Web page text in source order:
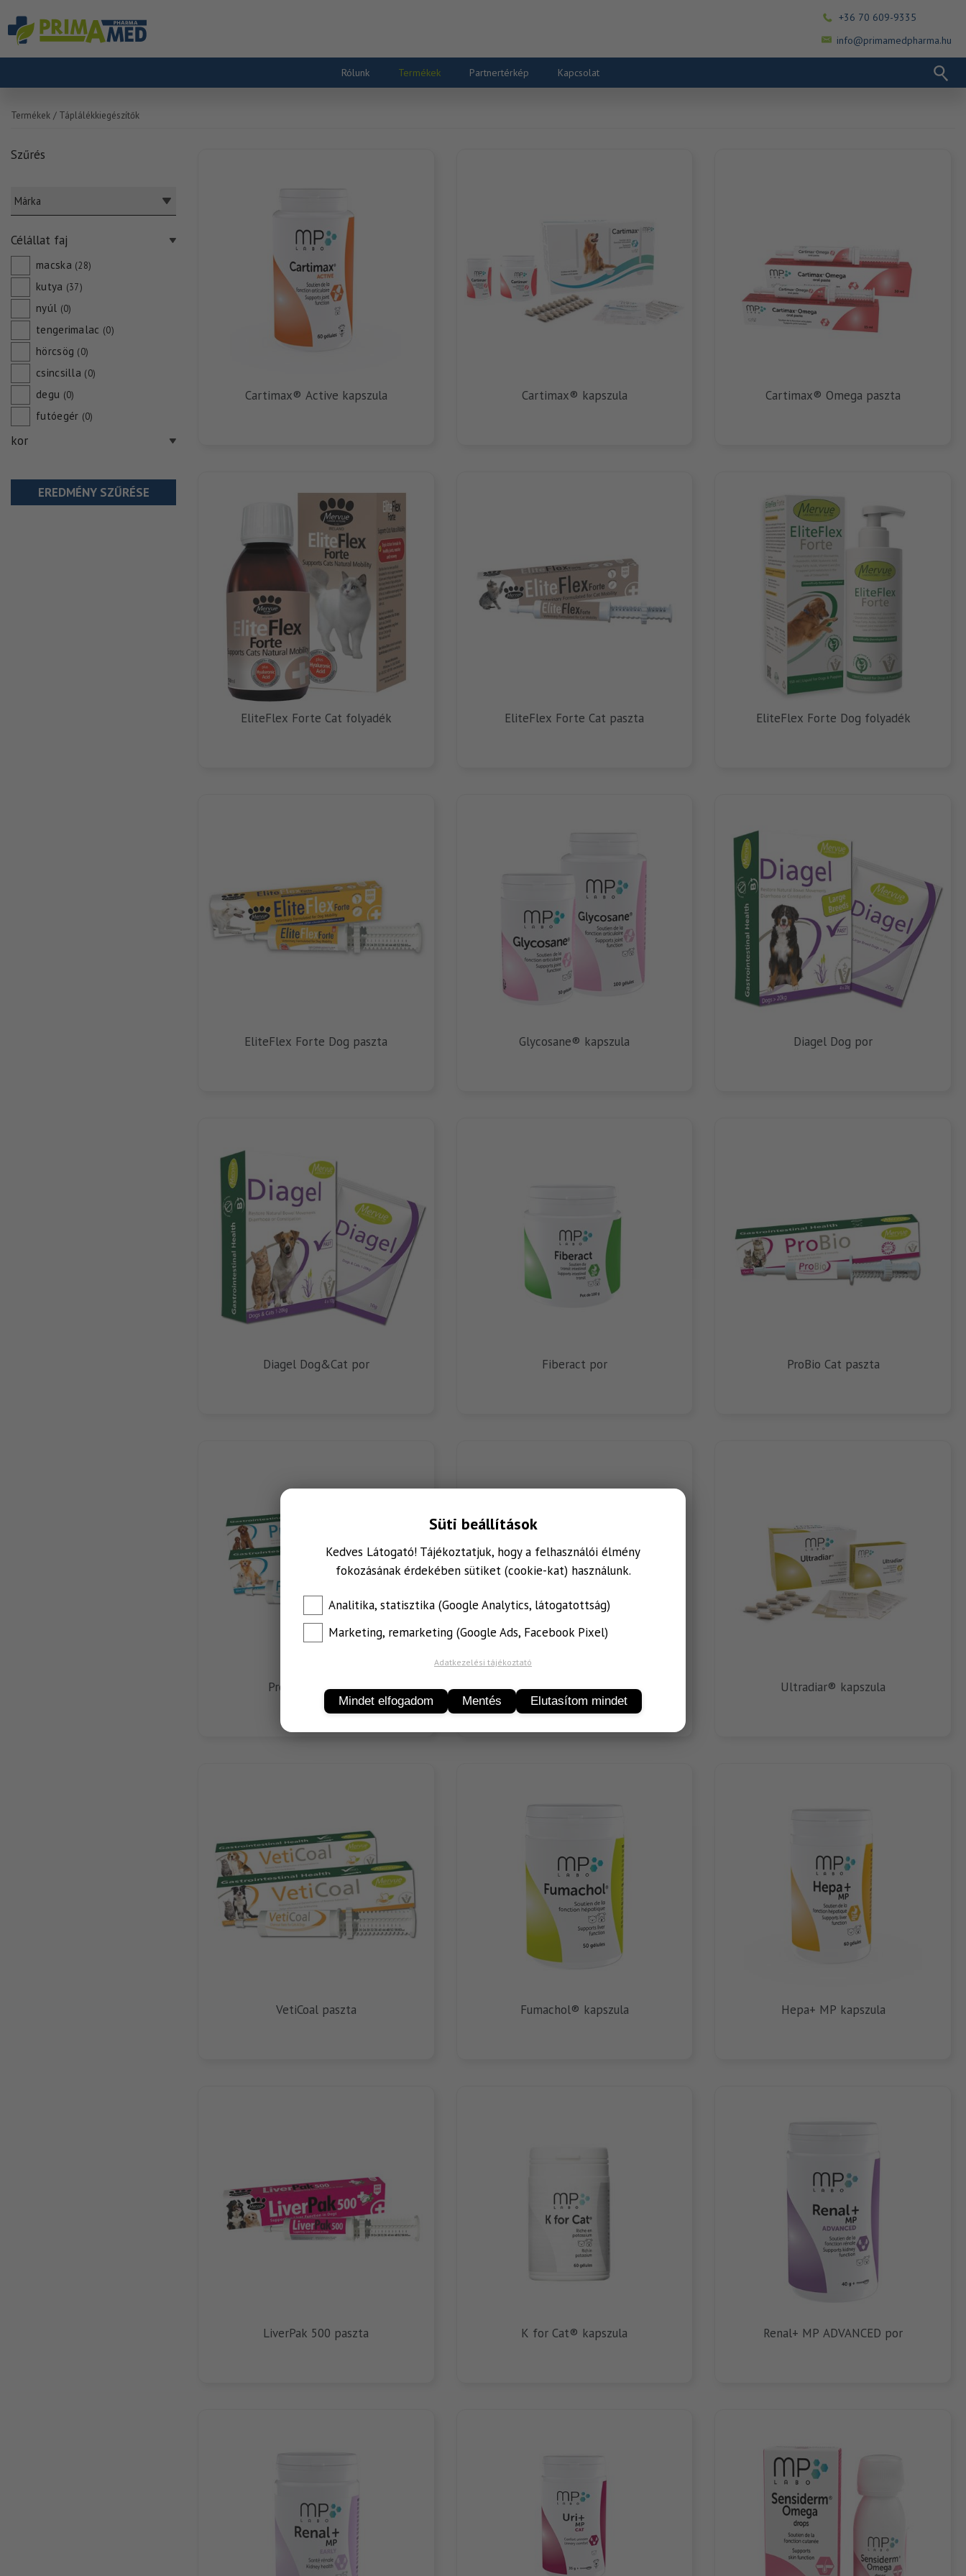
+36 70 609-9335
info@primamedpharma.hu
Rólunk Termékek Partnertérkép Kapcsolat
Termékek / Táplálékkiegészítők
Cartimax® Active kapszula Cartimax® kapszula Cartimax® Omega paszta
EliteFlex Forte Cat folyadék EliteFlex Forte Cat paszta EliteFlex Forte Dog folyadék
EliteFlex Forte Dog paszta Glycosane® kapszula Diagel Dog por
Diagel Dog&Cat por Fiberact por ProBio Cat paszta
ProBio Dog paszta Ultradiar® Biotic paszta Ultradiar® kapszula
VetiCoal paszta Fumachol® kapszula Hepa+ MP kapszula
LiverPak 500 paszta K for Cat® kapszula Renal+ MP ADVANCED por
Szűrés
Márka
Célállat faj
macska (28)
kutya (37)
nyúl (0)
tengerimalac (0)
hörcsög (0)
csincsilla (0)
degu (0)
futóegér (0)
kor
EREDMÉNY SZŰRÉSE
Süti beállítások
Kedves Látogató! Tájékoztatjuk, hogy a felhasználói élmény
fokozásának érdekében sütiket (cookie-kat) használunk.
Analitika, statisztika (Google Analytics, látogatottság)
Marketing, remarketing (Google Ads, Facebook Pixel)
Adatkezelési tájékoztató
Mindet elfogadom Mentés Elutasítom mindet